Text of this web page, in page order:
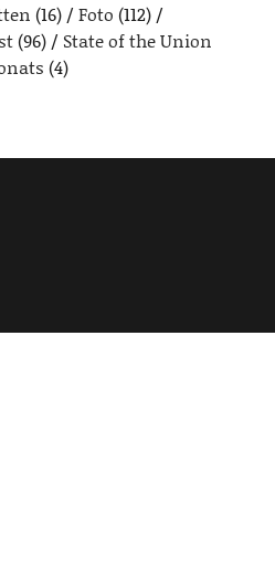
(16) Foto (112)
(96)
State of the Union
(4)